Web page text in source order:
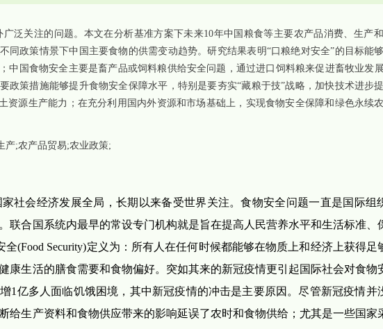
泛关注的问题。本文在分析基准方案下未来10年中国粮食等主要农产品消费、生产
同政策情景下中国主要食物的供需变动趋势。研究结果表明“口粮绝对安全”的目标能
中国食物安全主要是畜产品或饲料粮供给安全问题，通过进口饲料粮来促进畜牧业发
政策措施能够提升食物安全保障水平，特别是要夯实“藏粮于技”战略，加快技术进步
资源生产能力；在充分利用国内外资源和市场基础上，实现食物安全保障和绿色永续
产;农产品贸易;农业政策;
家社会经济发展全局，长期以来备受世界关注。食物安全问题一直是国际组
联合国系统内最早的常设专门机构就是旨在提高人民营养水平和生活标准、
(Food Security)定义为：所有人在任何时候都能够在物质上和经济上获得足
康生活的膳食需要和食物偏好。突如其来的新冠疫情更引起国际社会对食物
1亿多人面临饥饿困境，其中新冠疫情的冲击是主要原因。尽管新冠疫情并
给生产资料和食物供应带来的影响延误了农时和食物供给；尤其是一些国家